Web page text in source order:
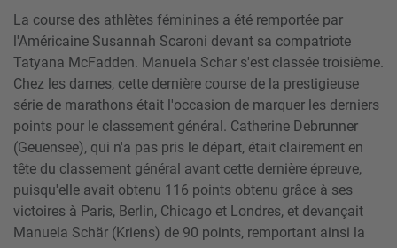
La course des athlètes féminines a été remportée par
l'Américaine Susannah Scaroni devant sa compatriote
Tatyana McFadden. Manuela Schar s'est classée troisième.
Chez les dames, cette dernière course de la prestigieuse
série de marathons était l'occasion de marquer les derniers
points pour le classement général. Catherine Debrunner
(Geuensee), qui n'a pas pris le départ, était clairement en
tête du classement général avant cette dernière épreuve,
puisqu'elle avait obtenu 116 points obtenu grâce à ses
victoires à Paris, Berlin, Chicago et Londres, et devançait
Manuela Schär (Kriens) de 90 points, remportant ainsi la